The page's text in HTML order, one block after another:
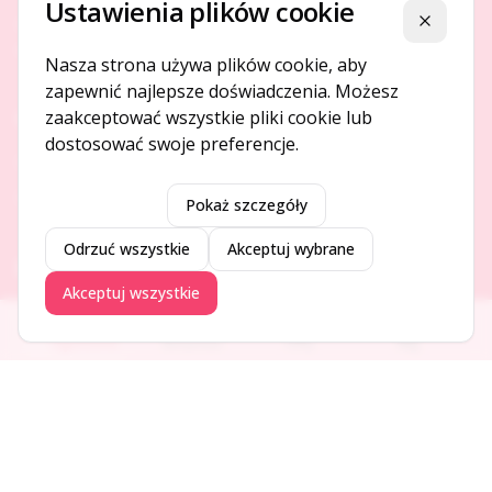
Platforma ogłoszeń i firm, która łączy ludzi i rozwija biznes
O NAS
DODAJ I PROMUJ
Dodaj ogłoszenie
Dodaj firmę
Ogłoszenia Aktualności Firmy Blog
Ustawienia plików cookie Zamknij
Nasza strona używa plików cookie, aby
zapewnić najlepsze doświadczenia. Możesz
zaakceptować wszystkie pliki cookie lub
dostosować swoje preferencje.
Pokaż szczegóły
Odrzuć wszystkie Akceptuj wybrane
Akceptuj wszystkie